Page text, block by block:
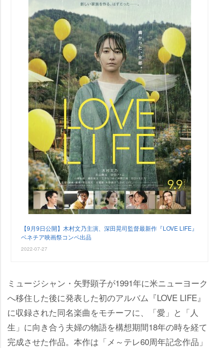
【9月9日公開】木村文乃主演、深田晃司監督最新作『LOVE LIFE』
ベネチア映画祭コンペ出品
2022-07-27
ミュージシャン・矢野顕子が1991年に米ニューヨーク
へ移住した後に発表した初のアルバム『LOVE LIFE』
に収録された同名楽曲をモチーフに、「愛」と「人
生」に向き合う夫婦の物語を構想期間18年の時を経て
完成させた作品。本作は「メ～テレ60周年記念作品」